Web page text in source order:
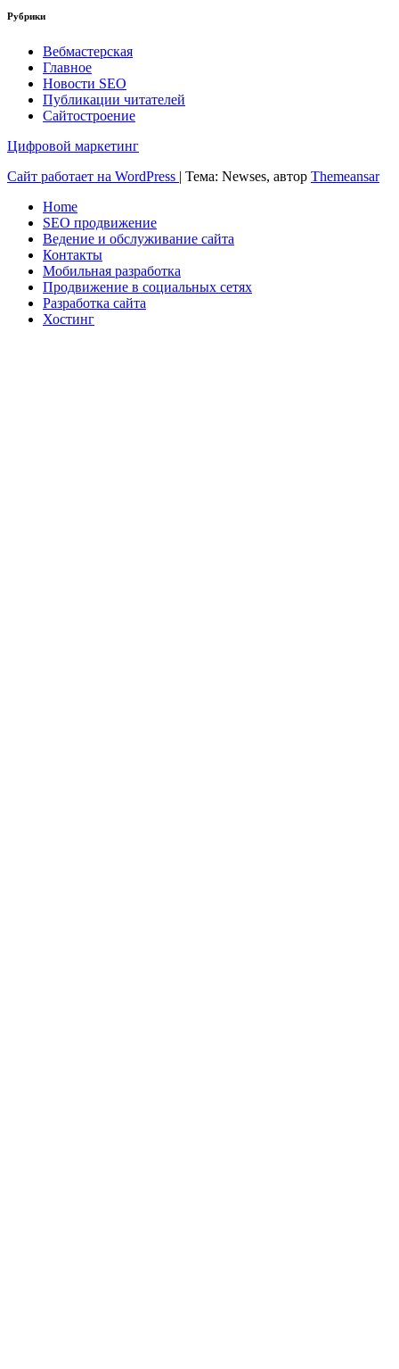
Рубрики
Вебмастерская
Главное
Новости SEO
Публикации читателей
Сайтостроение
Цифровой маркетинг
Сайт работает на WordPress | Тема: Newses, автор Themeansar
Home
SEO продвижение
Ведение и обслуживание сайта
Контакты
Мобильная разработка
Продвижение в социальных сетях
Разработка сайта
Хостинг